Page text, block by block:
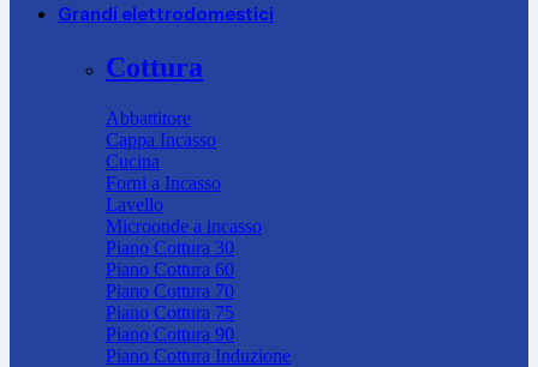
Grandi elettrodomestici
Cottura
Abbattitore
Cappa Incasso
Cucina
Forni a Incasso
Lavello
Microonde a incasso
Piano Cottura 30
Piano Cottura 60
Piano Cottura 70
Piano Cottura 75
Piano Cottura 90
Piano Cottura Induzione